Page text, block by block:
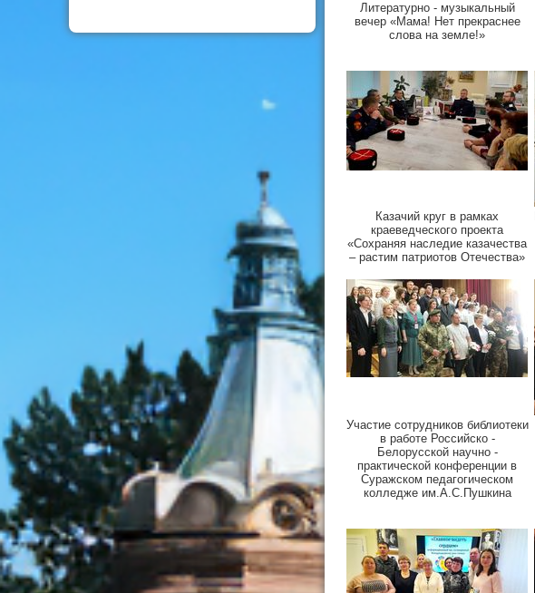
Литературно - музыкальный
вечер «Мама! Нет прекраснее
слова на земле!»
Казачий круг в рамках
краеведческого проекта
«Сохраняя наследие казачества
– растим патриотов Отечества»
Участие сотрудников библиотеки
в работе Российско -
Белорусской научно -
практической конференции в
Суражском педагогическом
колледже им.А.С.Пушкина